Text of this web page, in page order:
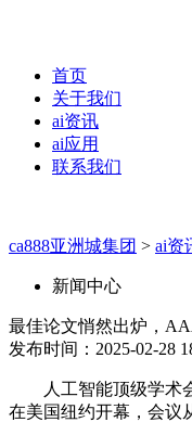
首页
关于我们
ai资讯
ai应用
联系我们
ca888亚洲城集团 > ai资
新闻中心
最佳论文悄然出炉，
发布时间：2025-02-28
人工智能顶级学术会
在美国纽约开幕，会议